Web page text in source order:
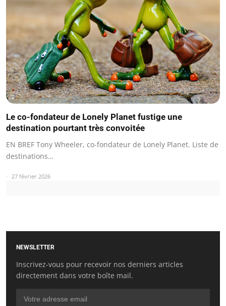
Le co-fondateur de Lonely Planet fustige une
destination pourtant très convoitée
EN BREF Tony Wheeler, co-fondateur de Lonely Planet. Liste de
destinations…
27 février 2026
NEWSLETTER
Inscrivez-vous pour recevoir nos derniers articles
directement dans votre boîte mail.